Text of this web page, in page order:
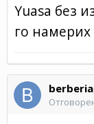
Yuasa без
го намерих